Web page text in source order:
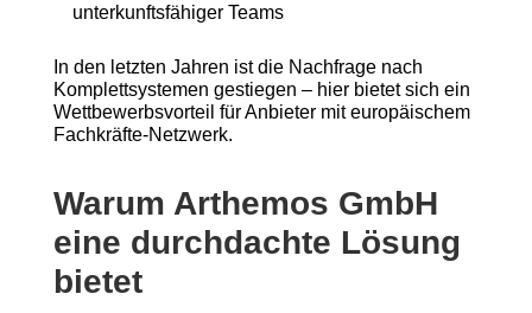
unterkunftsfähiger Teams
In den letzten Jahren ist die Nachfrage nach
Komplettsystemen gestiegen – hier bietet sich ein
Wettbewerbsvorteil für Anbieter mit europäischem
Fachkräfte-Netzwerk.
Warum Arthemos GmbH
eine durchdachte Lösung
bietet